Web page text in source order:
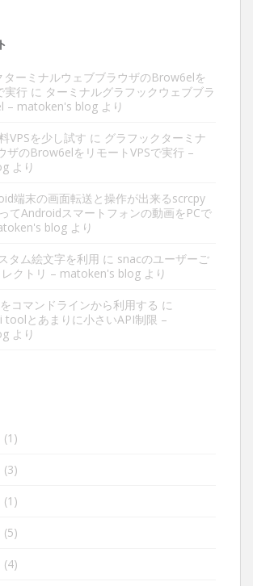
ターミナルウェブブラウザのBrow6elを
実行 に ターミナルグラフックウェブブラ
– matoken's blog より
VPSを少し試す に グラフックターミナ
ザのBrow6elをリモートVPSで実行 –
より
端末の画面転送と操作が出来るscrcpy
てAndroidスマートフォンの動画をPCで
blog より
タム絵文字を利用 に snacのユーザーご
クトリ – matoken's blog より
コマンドラインから利用する に
toolとあまりに小さいAPI制限 –
より
(1)
(3)
(1)
(5)
(4)